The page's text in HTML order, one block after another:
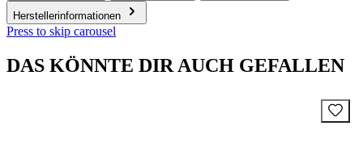
Herstellerinformationen
Press to skip carousel
DAS KÖNNTE DIR AUCH GEFALLEN